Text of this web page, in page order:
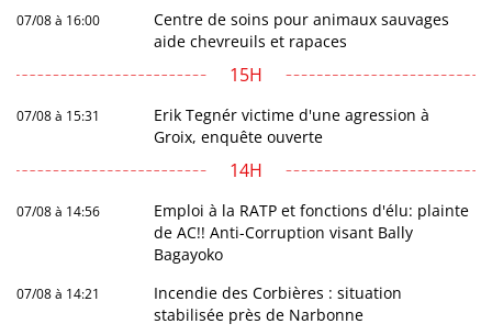
07/08 à 16:00
Centre de soins pour animaux sauvages
aide chevreuils et rapaces
15H
07/08 à 15:31
Erik Tegnér victime d'une agression à
Groix, enquête ouverte
14H
07/08 à 14:56
Emploi à la RATP et fonctions d'élu: plainte
de AC!! Anti-Corruption visant Bally
Bagayoko
07/08 à 14:21
Incendie des Corbières : situation
stabilisée près de Narbonne